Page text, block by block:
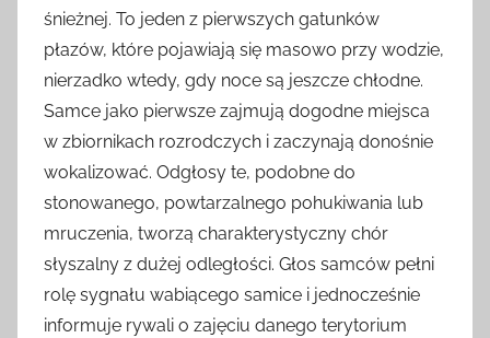
śnieżnej. To jeden z pierwszych gatunków
płazów, które pojawiają się masowo przy wodzie,
nierzadko wtedy, gdy noce są jeszcze chłodne.
Samce jako pierwsze zajmują dogodne miejsca
w zbiornikach rozrodczych i zaczynają donośnie
wokalizować. Odgłosy te, podobne do
stonowanego, powtarzalnego pohukiwania lub
mruczenia, tworzą charakterystyczny chór
słyszalny z dużej odległości. Głos samców pełni
rolę sygnału wabiącego samice i jednocześnie
informuje rywali o zajęciu danego terytorium